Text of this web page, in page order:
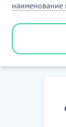
наименование